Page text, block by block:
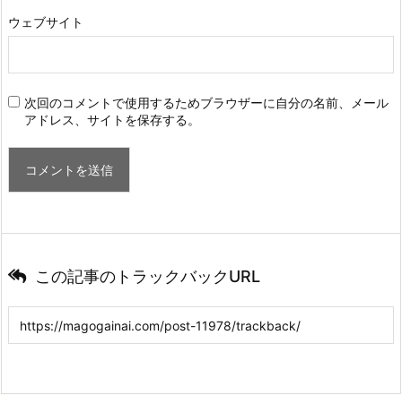
ウェブサイト
次回のコメントで使用するためブラウザーに自分の名前、メール
アドレス、サイトを保存する。
この記事のトラックバックURL